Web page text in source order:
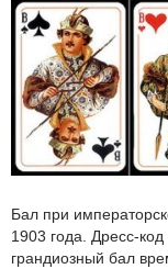
Бал при
1903 года. Дресс-
грандиозный бал